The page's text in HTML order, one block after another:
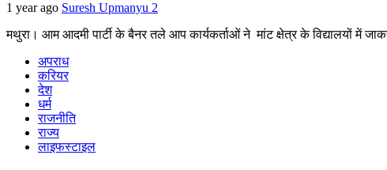
1 year ago Suresh Upmanyu 2
मथुरा। आम आदमी पार्टी के बैनर तले आप कार्यकर्ताओं ने मांट क्षेत्र के विद्यालयों में
अपराध
करियर
देश
धर्म
राजनीति
राज्य
लाइफस्टाइल